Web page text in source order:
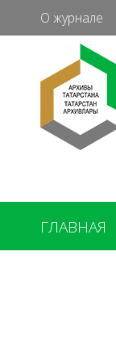
О журнале
ГЛАВНАЯ